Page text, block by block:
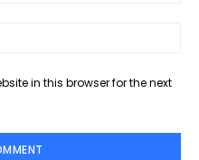
in this browser for the next